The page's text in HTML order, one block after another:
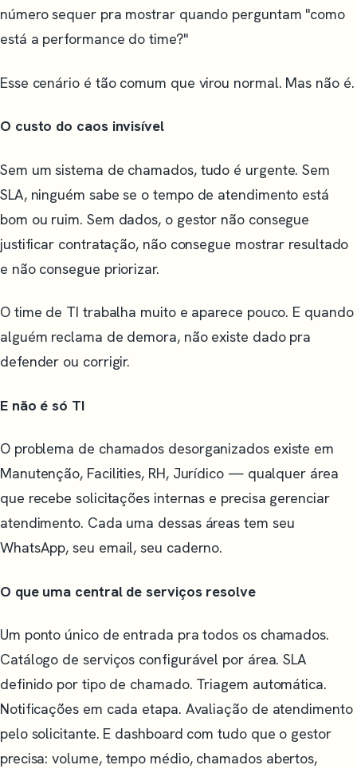
número sequer pra mostrar quando perguntam "como
está a performance do time?"
Esse cenário é tão comum que virou normal. Mas não é.
O custo do caos invisível
Sem um sistema de chamados, tudo é urgente. Sem
SLA, ninguém sabe se o tempo de atendimento está
bom ou ruim. Sem dados, o gestor não consegue
justificar contratação, não consegue mostrar resultado
e não consegue priorizar.
O time de TI trabalha muito e aparece pouco. E quando
alguém reclama de demora, não existe dado pra
defender ou corrigir.
E não é só TI
O problema de chamados desorganizados existe em
Manutenção, Facilities, RH, Jurídico — qualquer área
que recebe solicitações internas e precisa gerenciar
atendimento. Cada uma dessas áreas tem seu
WhatsApp, seu email, seu caderno.
O que uma central de serviços resolve
Um ponto único de entrada pra todos os chamados.
Catálogo de serviços configurável por área. SLA
definido por tipo de chamado. Triagem automática.
Notificações em cada etapa. Avaliação de atendimento
pelo solicitante. E dashboard com tudo que o gestor
precisa: volume, tempo médio, chamados abertos,